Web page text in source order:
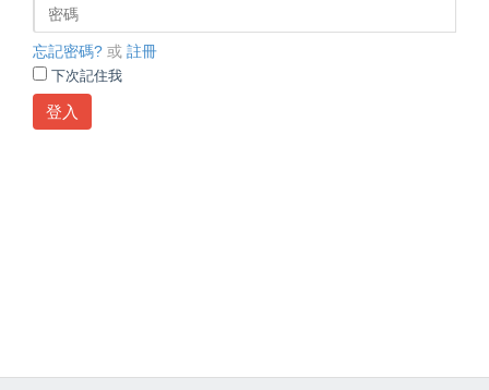
忘記密碼? 或 註冊
下次記住我
登入